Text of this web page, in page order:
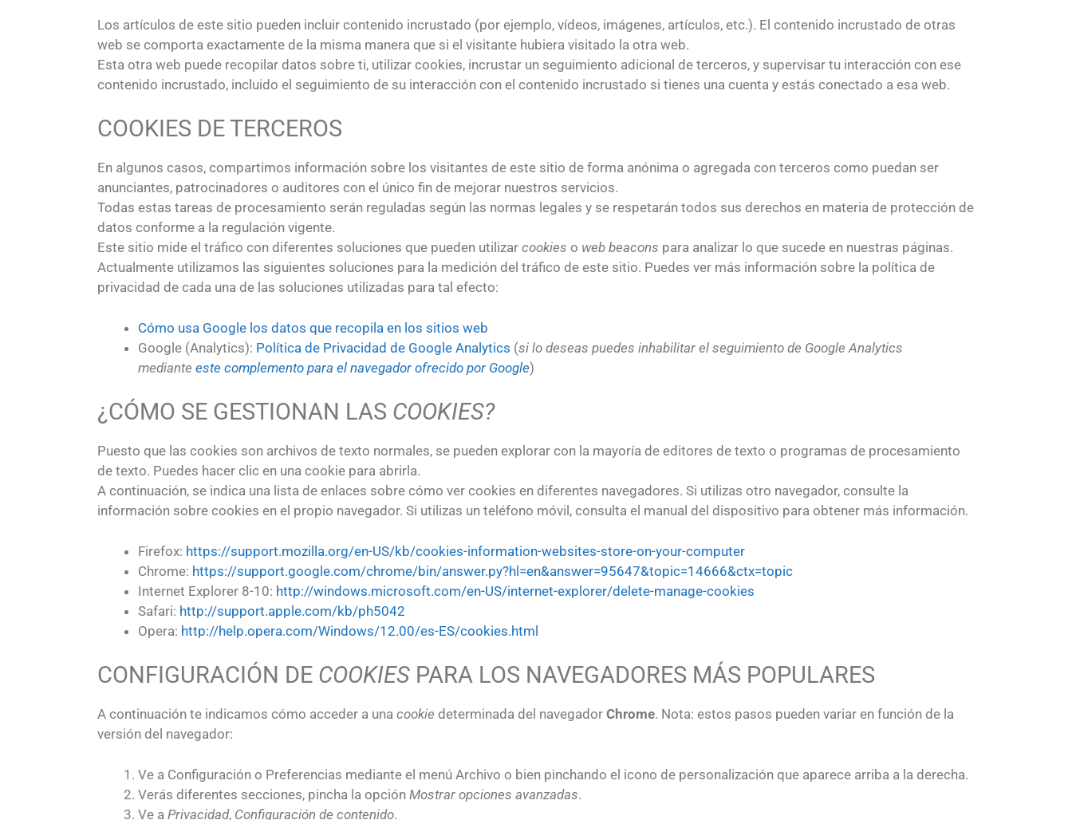
Los artículos de este sitio pueden incluir contenido incrustado (por ejemplo, vídeos, imágenes, artículos, etc.). El contenido incrustado de otras
web se comporta exactamente de la misma manera que si el visitante hubiera visitado la otra web.
Esta otra web puede recopilar datos sobre ti, utilizar cookies, incrustar un seguimiento adicional de terceros, y supervisar tu interacción con ese
contenido incrustado, incluido el seguimiento de su interacción con el contenido incrustado si tienes una cuenta y estás conectado a esa web.
COOKIES DE TERCEROS
En algunos casos, compartimos información sobre los visitantes de este sitio de forma anónima o agregada con terceros como puedan ser
anunciantes, patrocinadores o auditores con el único fin de mejorar nuestros servicios.
Todas estas tareas de procesamiento serán reguladas según las normas legales y se respetarán todos sus derechos en materia de protección de
datos conforme a la regulación vigente.
Este sitio mide el tráfico con diferentes soluciones que pueden utilizar cookies o web beacons para analizar lo que sucede en nuestras páginas.
Actualmente utilizamos las siguientes soluciones para la medición del tráfico de este sitio. Puedes ver más información sobre la política de
privacidad de cada una de las soluciones utilizadas para tal efecto:
Cómo usa Google los datos que recopila en los sitios web
Google (Analytics): Política de Privacidad de Google Analytics (si lo deseas puedes inhabilitar el seguimiento de Google Analytics
mediante este complemento para el navegador ofrecido por Google)
¿CÓMO SE GESTIONAN LAS COOKIES?
Puesto que las cookies son archivos de texto normales, se pueden explorar con la mayoría de editores de texto o programas de procesamiento
de texto. Puedes hacer clic en una cookie para abrirla.
A continuación, se indica una lista de enlaces sobre cómo ver cookies en diferentes navegadores. Si utilizas otro navegador, consulte la
información sobre cookies en el propio navegador. Si utilizas un teléfono móvil, consulta el manual del dispositivo para obtener más información.
Firefox: https://support.mozilla.org/en-US/kb/cookies-information-websites-store-on-your-computer
Chrome: https://support.google.com/chrome/bin/answer.py?hl=en&answer=95647&topic=14666&ctx=topic
Internet Explorer 8-10: http://windows.microsoft.com/en-US/internet-explorer/delete-manage-cookies
Safari: http://support.apple.com/kb/ph5042
Opera: http://help.opera.com/Windows/12.00/es-ES/cookies.html
CONFIGURACIÓN DE COOKIES PARA LOS NAVEGADORES MÁS POPULARES
A continuación te indicamos cómo acceder a una cookie determinada del navegador Chrome. Nota: estos pasos pueden variar en función de la
versión del navegador:
Ve a Configuración o Preferencias mediante el menú Archivo o bien pinchando el icono de personalización que aparece arriba a la derecha.
Verás diferentes secciones, pincha la opción Mostrar opciones avanzadas.
Ve a Privacidad, Configuración de contenido.